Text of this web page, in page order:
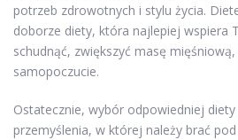
potrzeb zdrowotnych i stylu życia.
doborze diety, która najlepiej wspiera
schudnąć, zwiększyć masę
samopoczucie.
Ostatecznie, wybór odpowiedniej
przemyślenia, w której należy brać